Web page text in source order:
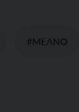
#MEANO